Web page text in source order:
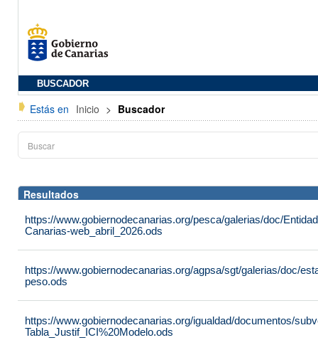
BUSCADOR
Estás en Inicio > Buscador
Resultados
https://www.gobiernodecanarias.org/pesca/galerias/doc/
Canarias-web_abril_2026.ods
https://www.gobiernodecanarias.org/agpsa/sgt/galerias/doc/
peso.ods
https://www.gobiernodecanarias.org/igualdad/documentos/
Tabla_Justif_ICI%20Modelo.ods